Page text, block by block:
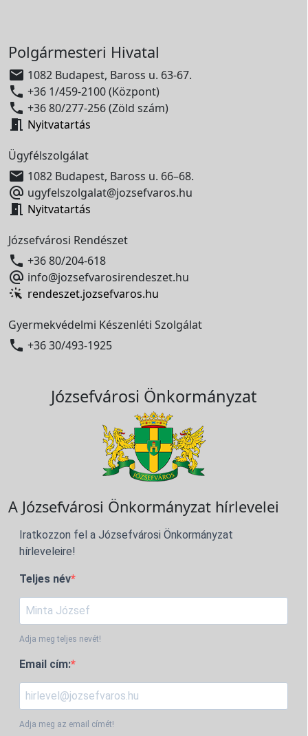
Polgármesteri Hivatal
 1082 Budapest, Baross u. 63-67.
 +36 1/459-2100 (Központ)
 +36 80/277-256 (Zöld szám)
 Nyitvatartás
Ügyfélszolgálat
 1082 Budapest, Baross u. 66–68.
 ugyfelszolgalat@jozsefvaros.hu
 Nyitvatartás
Józsefvárosi Rendészet
 +36 80/204-618
 info@jozsefvarosirendeszet.hu
rendeszet.jozsefvaros.hu
Gyermekvédelmi Készenléti Szolgálat
 +36 30/493-1925
Józsefvárosi Önkormányzat
A Józsefvárosi Önkormányzat hírlevelei
Iratkozzon fel a Józsefvárosi Önkormányzat
hírleveleire!
Teljes név
Adja meg teljes nevét!
Email cím:
Adja meg az email címét!